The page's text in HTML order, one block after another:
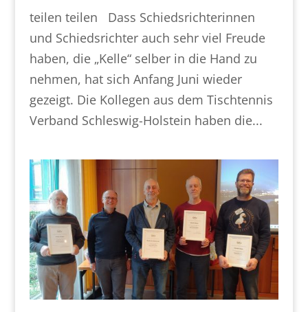
teilen teilen Dass Schiedsrichterinnen
und Schiedsrichter auch sehr viel Freude
haben, die „Kelle“ selber in die Hand zu
nehmen, hat sich Anfang Juni wieder
gezeigt. Die Kollegen aus dem Tischtennis
Verband Schleswig-Holstein haben die...